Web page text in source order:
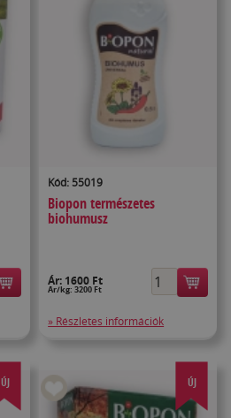
Kód: 55019
Biopon természetes
biohumusz
Ár: 1600 Ft
Ár/kg: 3200 Ft
» Részletes információk
ÚJ ÚJ